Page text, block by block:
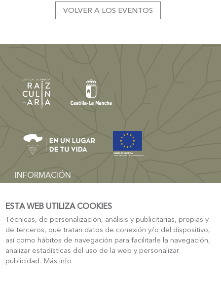
VOLVER A LOS EVENTOS
INFORMACIÓN
TURISMO
Sede Electrónica Castilla-La Mancha
Turismo Castilla La-Mancha
ESTA WEB UTILIZA COOKIES
Técnicas, de personalización, análisis y publicitarias, propias y
de terceros, que tratan datos de conexión y/o del dispositivo,
así como hábitos de navegación para facilitarle la navegación,
analizar estadísticas del uso de la web y personalizar
publicidad. Más info